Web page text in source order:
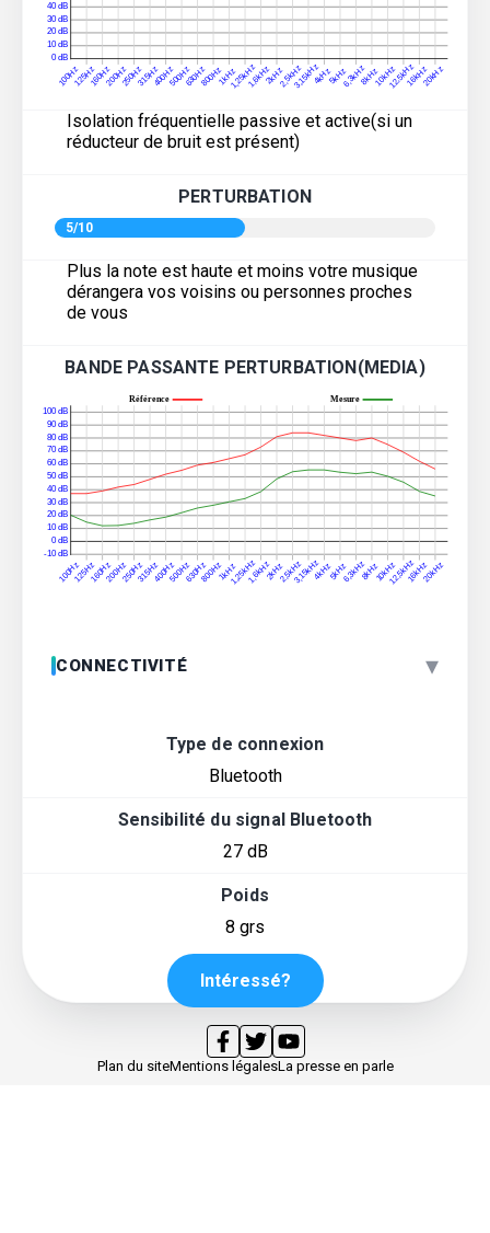
Isolation fréquentielle passive et active(si un
réducteur de bruit est présent)
PERTURBATION
5/10
Plus la note est haute et moins votre musique
dérangera vos voisins ou personnes proches
de vous
BANDE PASSANTE PERTURBATION(MEDIA)
CONNECTIVITÉ ▾
Type de connexion
Bluetooth
Sensibilité du signal Bluetooth
27 dB
Poids
8 grs
Intéressé?
Plan du siteMentions légalesLa presse en parle